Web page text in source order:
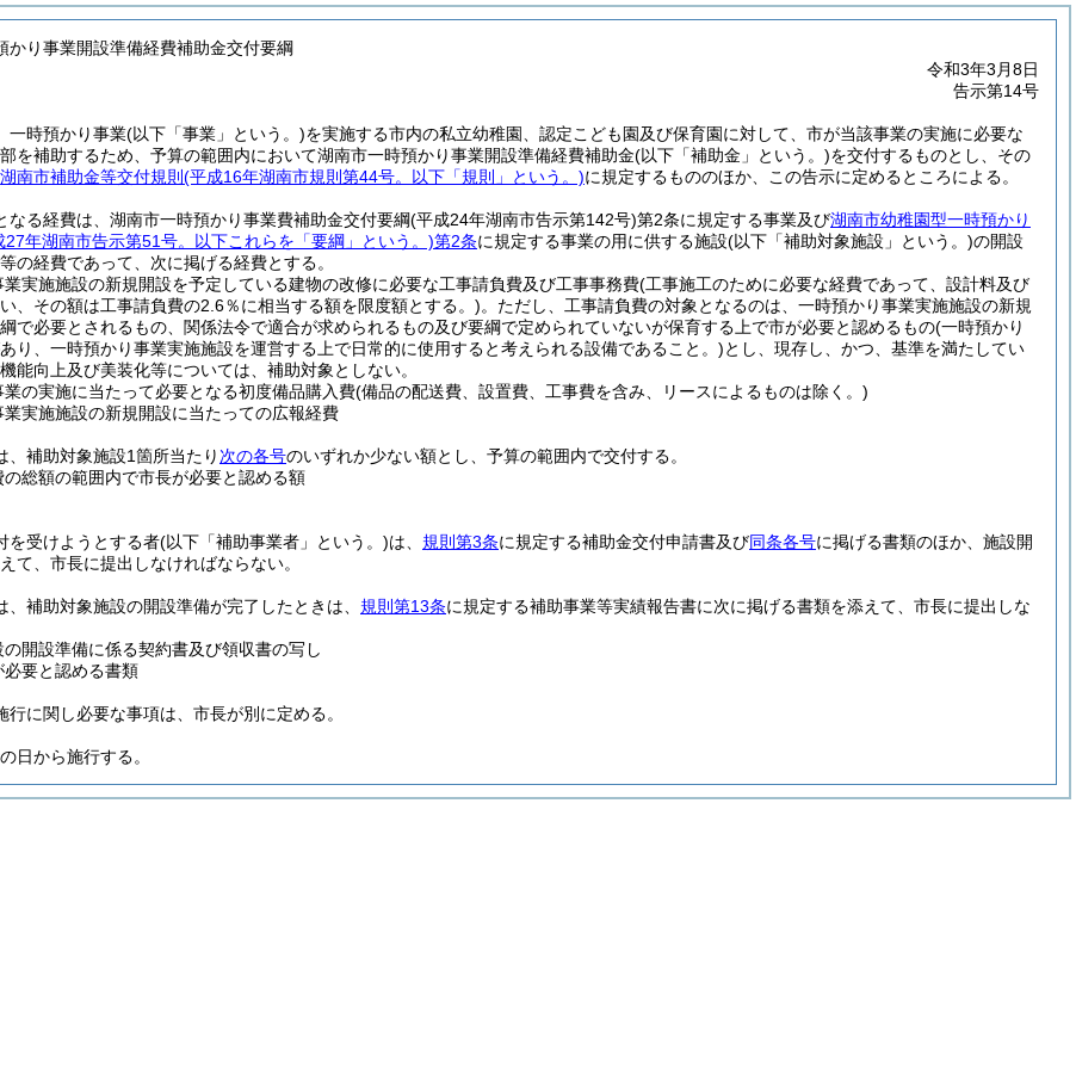
かり事業開設準備経費補助金交付要綱
令和3年3月8日
告示第14号
一時預かり事業(以下「事業」という。)を実施する市内の私立幼稚園、認定こども園及び保育園に対して、市が当該事業の実施に必要な
を補助するため、予算の範囲内において湖南市一時預かり事業開設準備経費補助金(以下「補助金」という。)を交付するものとし、その
湖南市補助金等交付規則 (平成16年湖南市規則第44号。以下「規則」という。)に規定するもののほか、この告示に定めるところによる。
なる経費は、湖南市一時預かり事業費補助金交付要綱(平成24年湖南市告示第142号)第2条に規定する事業及び湖南市幼稚園型一時預かり
27年湖南市告示第51号。以下これらを「要綱」という。)第2条に規定する事業の用に供する施設(以下「補助対象施設」という。)の開設
の経費であって、次に掲げる経費とする。
実施施設の新規開設を予定している建物の改修に必要な工事請負費及び工事事務費(工事施工のために必要な経費であって、設計料及び
、その額は工事請負費の2.6％に相当する額を限度額とする。)。 ただし、工事請負費の対象となるのは、一時預かり事業実施施設の新規
で必要とされるもの、関係法令で適合が求められるもの及び要綱で定められていないが保育する上で市が必要と認めるもの(一時預かり
り、一時預かり事業実施施設を運営する上で日常的に使用すると考えられる設備であること。)とし、現存し、かつ、基準を満たしてい
能向上及び美装化等については、補助対象としない。
の実施に当たって必要となる初度備品購入費(備品の配送費、設置費、工事費を含み、リースによるものは除く。)
実施施設の新規開設に当たっての広報経費
、補助対象施設1箇所当たり 次の各号のいずれか少ない額とし、予算の範囲内で交付する。
の総額の範囲内で市長が必要と認める額
を受けようとする者(以下「補助事業者」という。)は、 規則第3条に規定する補助金交付申請書及び同条各号に掲げる書類のほか、施設開
て、市長に提出しなければならない。
、補助対象施設の開設準備が完了したときは、 規則第13条に規定する補助事業等実績報告書に次に掲げる書類を添えて、市長に提出しな
開設準備に係る契約書及び領収書の写し
必要と認める書類
行に関し必要な事項は、市長が別に定める。
日から施行する。